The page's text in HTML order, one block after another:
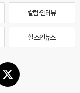
칼럼·인터뷰
헬스인뉴스